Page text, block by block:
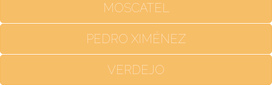
MOSCATEL
PEDRO XIMÉNEZ
VERDEJO